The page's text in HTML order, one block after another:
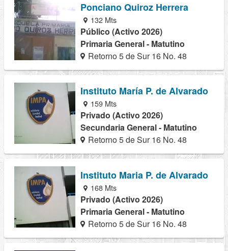
Ponciano Quiroz Herrera
132 Mts
Público (Activo 2026)
Primaria General - Matutino
Retorno 5 de Sur 16 No. 48
Instituto María P. de Alvarado
159 Mts
Privado (Activo 2026)
Secundaria General - Matutino
Retorno 5 de Sur 16 No. 48
Instituto Maria P. de Alvarado
168 Mts
Privado (Activo 2026)
Primaria General - Matutino
Retorno 5 de Sur 16 No. 48